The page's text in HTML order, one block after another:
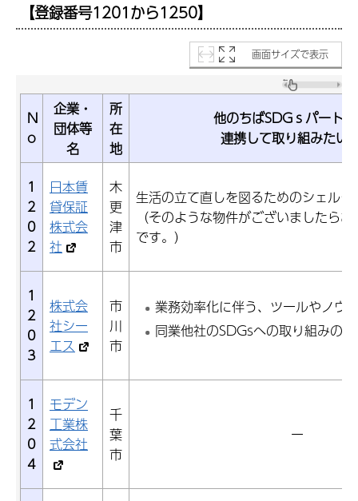
【登録番号1201から1250】
画面サイズで表示
N
o
企業・
団体等
名
所
在
地
他のちばSDGｓパート
連携して取り組みたい
1
2
0
2
日本賃
貸保証
株式会
社
木
更
津
市
生活の立て直しを図るためのシェル
（そのような物件がございましたら
です。）
1
2
0
3
株式会
社シー
エス
市
川
市
業務効率化に伴う、ツールやノウ
同業他社のSDGsへの取り組みの
1
2
0
4
モデン
工業株
式会社
千
葉
市
ー